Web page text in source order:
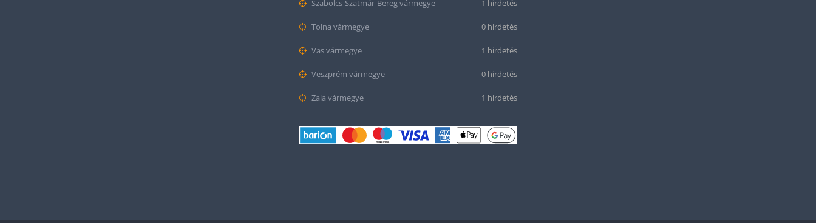
Szabolcs-Szatmár-Bereg vármegye 1 hirdetés
Tolna vármegye 0 hirdetés
Vas vármegye 1 hirdetés
Veszprém vármegye 0 hirdetés
Zala vármegye 1 hirdetés